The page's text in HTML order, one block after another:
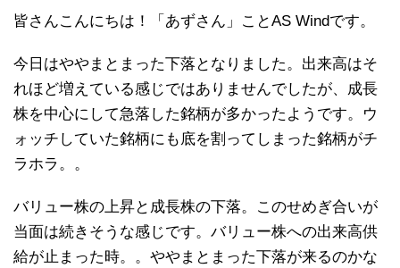
皆さんこんにちは！「あずさん」ことAS Windです。
今日はややまとまった下落となりました。出来高はそ
れほど増えている感じではありませんでしたが、成長
株を中心にして急落した銘柄が多かったようです。ウ
ォッチしていた銘柄にも底を割ってしまった銘柄がチ
ラホラ。。
バリュー株の上昇と成長株の下落。このせめぎ合いが
当面は続きそうな感じです。バリュー株への出来高供
給が止まった時。。ややまとまった下落が来るのかな